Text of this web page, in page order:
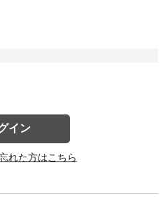
イン
れた方はこちら